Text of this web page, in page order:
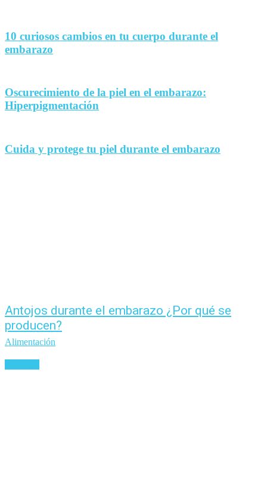
10 curiosos cambios en tu cuerpo durante el
embarazo
Oscurecimiento de la piel en el embarazo:
Hiperpigmentación
Cuida y protege tu piel durante el embarazo
Antojos durante el embarazo ¿Por qué se
producen?
Alimentación